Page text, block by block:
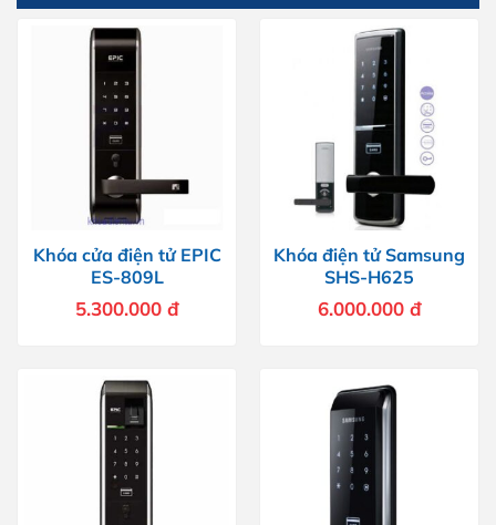
Khóa cửa điện tử EPIC
ES-809L
5.300.000 đ
Khóa điện tử Samsung
SHS-H625
6.000.000 đ